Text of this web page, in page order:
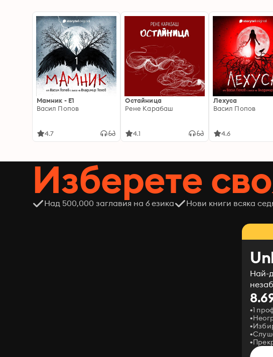
Мамник - E1
Васил Попов
4.7
Остайница
Рене Карабаш
4.1
Лехуса
Васил Попов
4.6
Изберете
Над 500,000 заглавия на 6 езика Нови книги всяка
Най-
1